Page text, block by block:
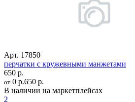
Арт. 17850
перчатки с кружевными манжетами
650 р.
от 0 р.650 р.
В наличии на маркетплейсах
2